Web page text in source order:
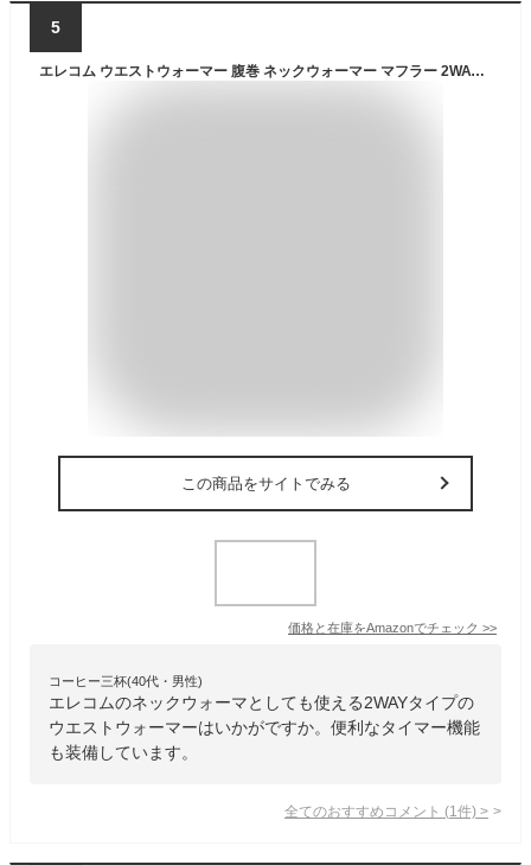
5
エレコム ウエストウォーマー 腹巻 ネックウォーマー マフラー 2WAY 電熱 USB給電式 100×13cm 3段階温度調整 最大約45℃ 温めタイマー機能付 グレージュ HCW-BA02BE
この商品をサイトでみる
価格と在庫をAmazonでチェック >>
コーヒー三杯(40代・男性)
エレコムのネックウォーマとしても使える2WAYタイプの
ウエストウォーマーはいかがですか。便利なタイマー機能
も装備しています。
全てのおすすめコメント (1 件) >